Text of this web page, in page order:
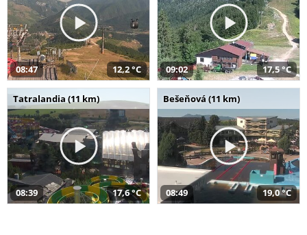
08:47 12,2 °C 09:02 17,5 °C
Tatralandia (11 km)
08:39 17,6 °C
Bešeňová (11 km)
08:49 19,0 °C